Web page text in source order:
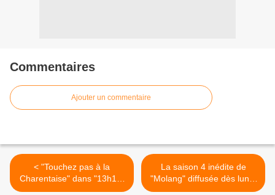
Commentaires
Ajouter un commentaire
< "Touchez pas à la
Charentaise" dans "13h15,
le samedi" sur France 2
La saison 4 inédite de
"Molang" diffusée dès lundi
dans TFOU sur TF1 >